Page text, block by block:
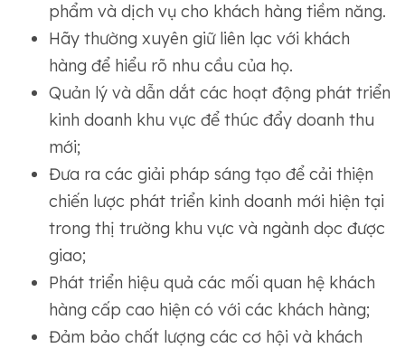
phẩm và dịch vụ cho khách hàng tiềm năng.
Hãy thường xuyên giữ liên lạc với khách
hàng để hiểu rõ nhu cầu của họ.
Quản lý và dẫn dắt các hoạt động phát triển
kinh doanh khu vực để thúc đẩy doanh thu
mới;
Đưa ra các giải pháp sáng tạo để cải thiện
chiến lược phát triển kinh doanh mới hiện tại
trong thị trường khu vực và ngành dọc được
giao;
Phát triển hiệu quả các mối quan hệ khách
hàng cấp cao hiện có với các khách hàng;
Đảm bảo chất lượng các cơ hội và khách